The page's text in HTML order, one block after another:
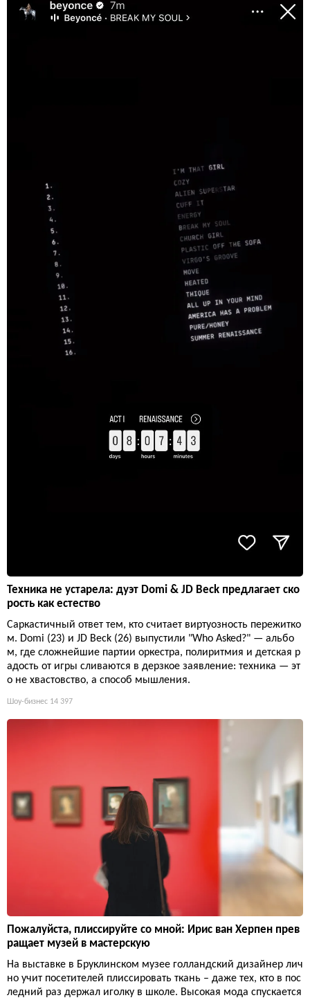
Техника не устарела: дуэт Domi & JD Beck предлагает ско
рость как естество
Саркастичный ответ тем, кто считает виртуозность пережитко
м. Domi (23) и JD Beck (26) выпустили "Who Asked?" — альбо
м, где сложнейшие партии оркестра, полиритмия и детская р
адость от игры сливаются в дерзкое заявление: техника — эт
о не хвастовство, а способ мышления.
Шоу-бизнес 14 397
Пожалуйста, плиссируйте со мной: Ирис ван Херпен прев
ращает музей в мастерскую
На выставке в Бруклинском музее голландский дизайнер лич
но учит посетителей плиссировать ткань – даже тех, кто в пос
ледний раз держал иголку в школе. Высокая мода спускается